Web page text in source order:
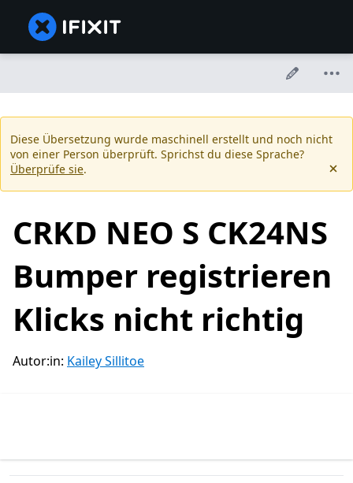
Diese Übersetzung wurde maschinell erstellt und noch nicht
von einer Person überprüft. Sprichst du diese Sprache?
Überprüfe sie.
CRKD NEO S CK24NS
Bumper registrieren
Klicks nicht richtig
Autor:in: Kailey Sillitoe